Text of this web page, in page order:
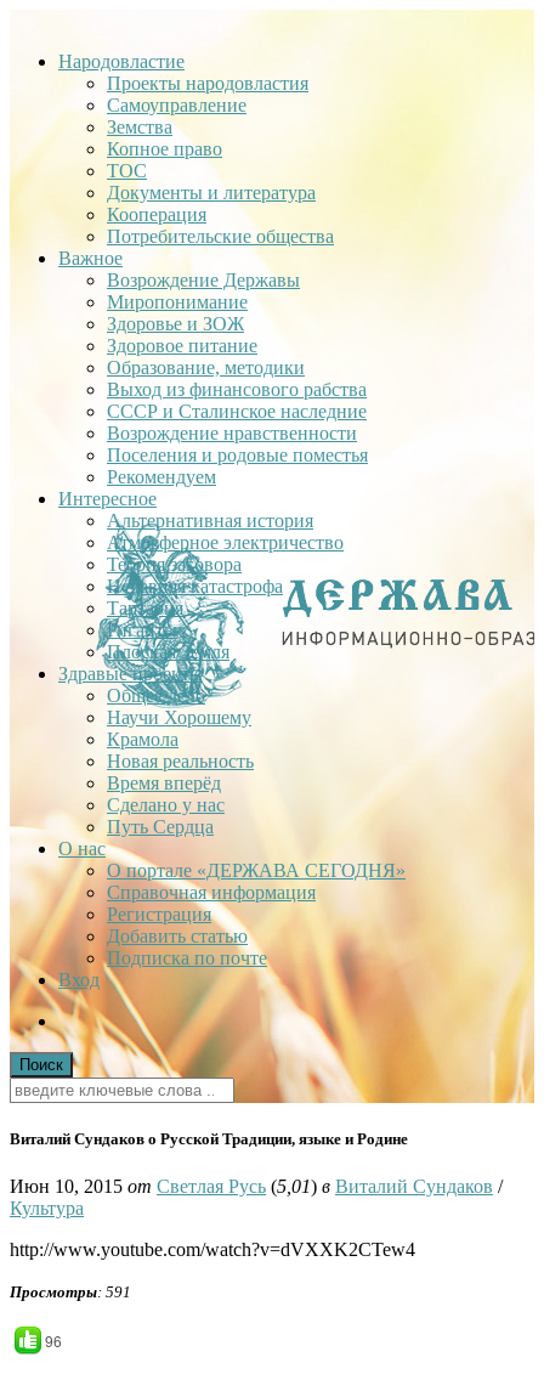
Народовластие
Проекты народовластия
Самоуправление
Земства
Копное право
ТОС
Документы и литература
Кооперация
Потребительские общества
Важное
Возрождение Державы
Миропонимание
Здоровье и ЗОЖ
Здоровое питание
Образование, методики
Выход из финансового рабства
СССР и Сталинское наследние
Возрождение нравственности
Поселения и родовые поместья
Рекомендуем
Интересное
Альтернативная история
Атмосферное электричество
Теория заговора
Недавняя катастрофа
Тартария
Гиганты
Плоская Земля
Здравые проекты
Общее дело
Научи Хорошему
Крамола
Новая реальность
Время вперёд
Сделано у нас
Путь Сердца
О нас
О портале «ДЕРЖАВА СЕГОДНЯ»
Справочная информация
Регистрация
Добавить статью
Подписка по почте
Вход
Виталий Сундаков о Русской Традиции, языке и Родине
Июн 10, 2015 от Светлая Русь (5,01) в Виталий Сундаков /
Культура
http://www.youtube.com/watch?v=dVXXK2CTew4
Просмотры: 591
96